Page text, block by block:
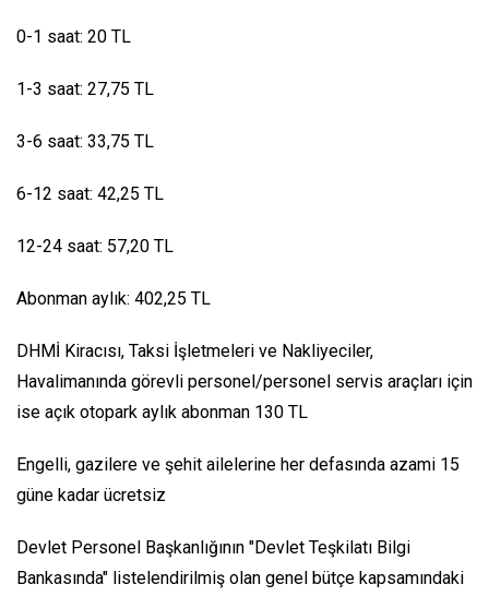
0-1 saat: 20 TL
1-3 saat: 27,75 TL
3-6 saat: 33,75 TL
6-12 saat: 42,25 TL
12-24 saat: 57,20 TL
Abonman aylık: 402,25 TL
DHMİ Kiracısı, Taksi İşletmeleri ve Nakliyeciler,
Havalimanında görevli personel/personel servis araçları için
ise açık otopark aylık abonman 130 TL
Engelli, gazilere ve şehit ailelerine her defasında azami 15
güne kadar ücretsiz
Devlet Personel Başkanlığının "Devlet Teşkilatı Bilgi
Bankasında" listelendirilmiş olan genel bütçe kapsamındaki